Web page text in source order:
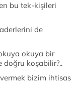
bu tek-kişileri
de
okuya bir
doğru koşabilir?..
bizim ihtisas